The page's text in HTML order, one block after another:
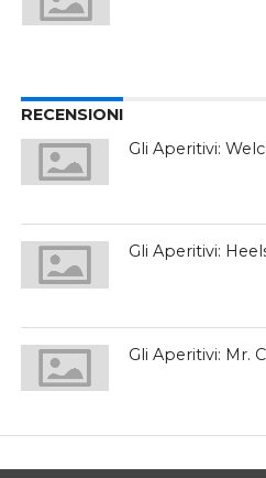
RECENSIONI
Gli Aperitivi:
Gli Aperitivi:
Gli Aperitivi: Mr.